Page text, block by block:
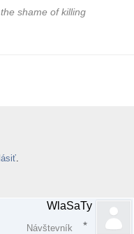
shame of killing
WlaSaTy
Návštevník